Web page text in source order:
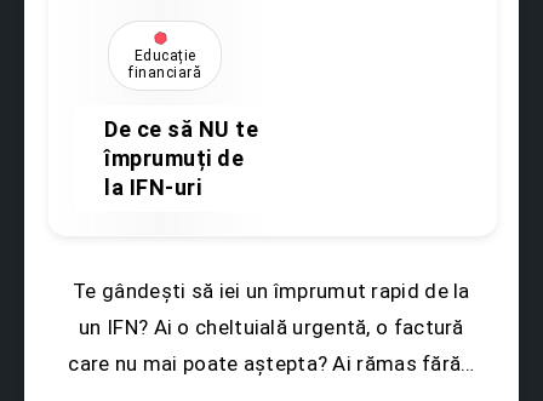
Educație
financiară
De ce să NU te
împrumuți de
la IFN-uri
Te gândești să iei un împrumut rapid de la
un IFN? Ai o cheltuială urgentă, o factură
care nu mai poate aștepta? Ai rămas fără…